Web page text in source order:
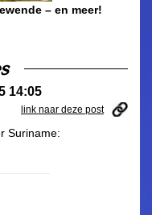
– en meer!
14:05
link naar deze post
Suriname: